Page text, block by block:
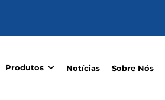
Produtos Notícias Sobre Nós